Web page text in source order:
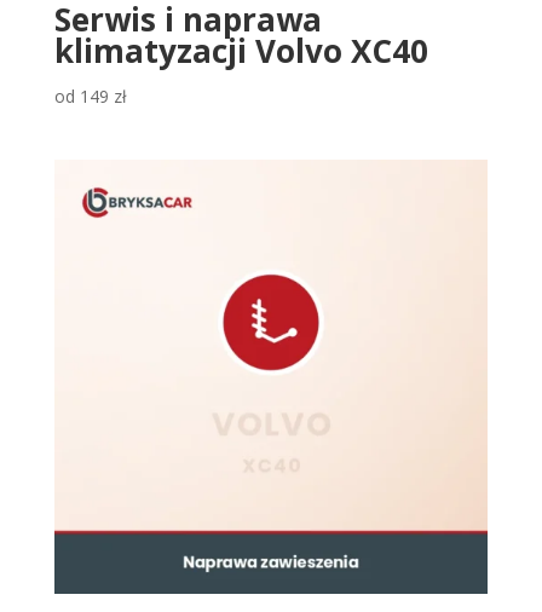
Serwis i naprawa
klimatyzacji Volvo XC40
od 149 zł